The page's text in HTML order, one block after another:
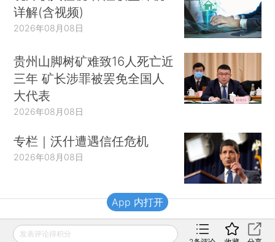
详解(含视频)
2026年08月08日
贵州山脚树矿难致16人死亡近
三年 矿长涉罪被罢免全国人
大代表
2026年08月08日
专栏｜沃什遭遇信任危机
2026年08月08日
财新移动
发表评论得积分
App 内打开